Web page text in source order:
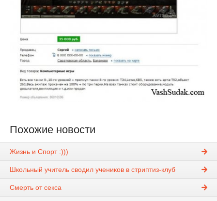
Похожие новости
Жизнь и Спорт :)))
Школьный учитель сводил учеников в стриптиз-клуб
Смерть от секса